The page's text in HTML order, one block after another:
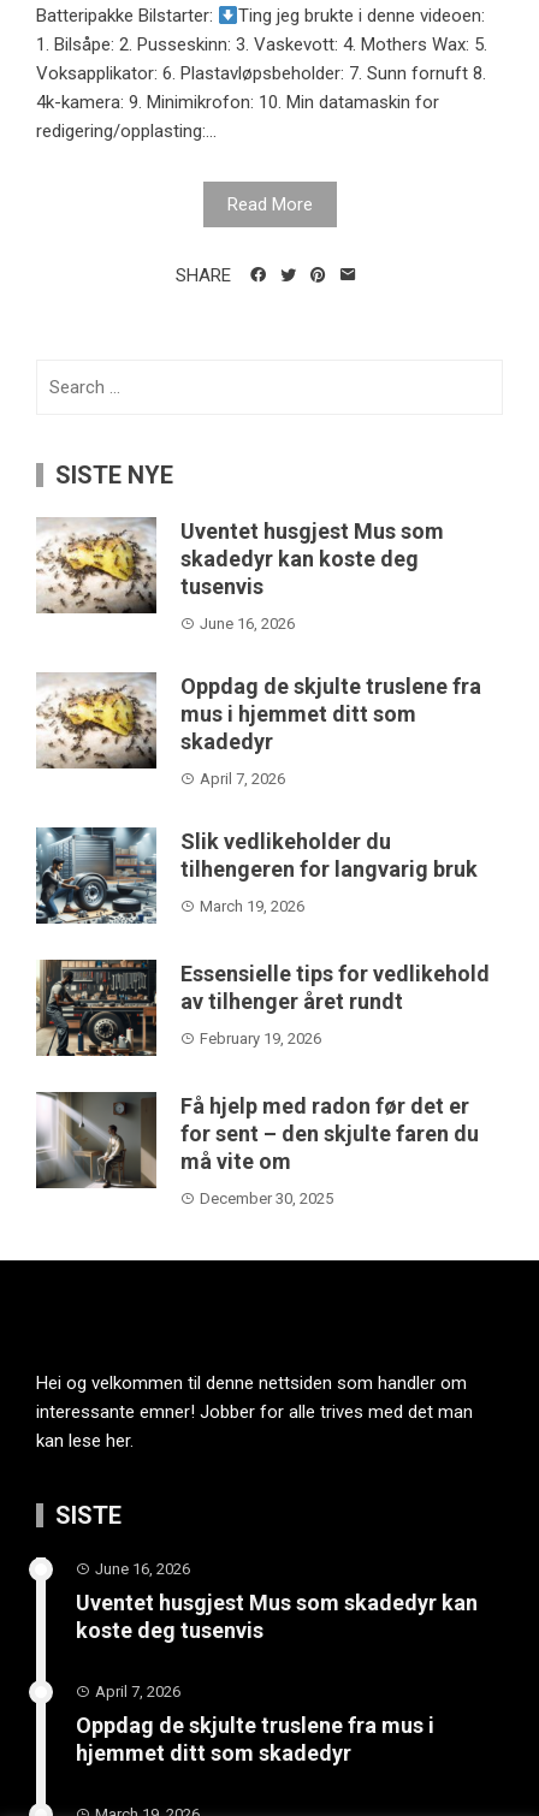
Batteripakke Bilstarter:
Ting jeg brukte i denne videoen:
1. Bilsåpe: 2. Pusseskinn: 3. Vaskevott: 4. Mothers Wax: 5.
Voksapplikator: 6. Plastavløpsbeholder: 7. Sunn fornuft 8.
4k-kamera: 9. Minimikrofon: 10. Min datamaskin for
redigering/opplasting:...
Read More
SHARE
SISTE NYE
Uventet husgjest Mus som
skadedyr kan koste deg
tusenvis
June 16, 2026
Oppdag de skjulte truslene fra
mus i hjemmet ditt som
skadedyr
April 7, 2026
Slik vedlikeholder du
tilhengeren for langvarig bruk
March 19, 2026
Essensielle tips for vedlikehold
av tilhenger året rundt
February 19, 2026
Få hjelp med radon før det er
for sent – den skjulte faren du
må vite om
December 30, 2025
Hei og velkommen til denne nettsiden som handler om
interessante emner! Jobber for alle trives med det man
kan lese her.
SISTE
June 16, 2026
Uventet husgjest Mus som skadedyr kan
koste deg tusenvis
April 7, 2026
Oppdag de skjulte truslene fra mus i
hjemmet ditt som skadedyr